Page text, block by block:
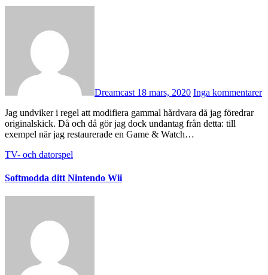
Dreamcast 18 mars, 2020 Inga kommentarer
Jag undviker i regel att modifiera gammal hårdvara då jag föredrar
originalskick. Då och då gör jag dock undantag från detta: till
exempel när jag restaurerade en Game & Watch…
TV- och datorspel
Softmodda ditt Nintendo Wii